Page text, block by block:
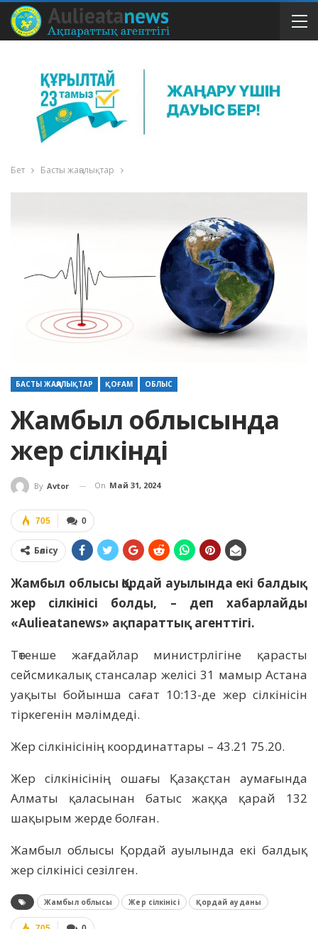
Бет Басты жаңалықтар
БАСТЫ ЖАҢАЛЫҚТАР ҚОҒАМ ОБЛЫС
Жамбыл облысында
жер сілкінді
By Avtor On Май 31, 2024
0
705
Бөлісу
Жамбыл облысы Қордай ауылында екі балдық
жер сілкінісі болды, – деп хабарлайды
«Aulieatanews» ақпараттық агенттігі.
Төтенше жағдайлар министрлігіне қарасты
сейсмикалық стансалар желісі 31 мамыр Астана
уақыты бойынша сағат 10:13-де жер сілкінісін
тіркегенін мәлімдеді.
Жер сілкінісінің координаттары – 43.21 75.20.
Жер сілкінісінің ошағы Қазақстан аумағында
Алматы қаласынан батыс жаққа қарай 132
шақырым жерде болған.
Жамбыл облысы Қордай ауылында екі балдық
жер сілкінісі сезілген.
Жамбыл облысы Жер сілкінісі Қордай ауданы